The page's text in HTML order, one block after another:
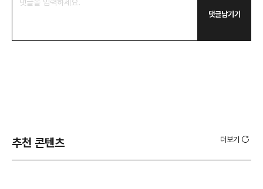
댓글남기기
추천 콘텐츠 더보기